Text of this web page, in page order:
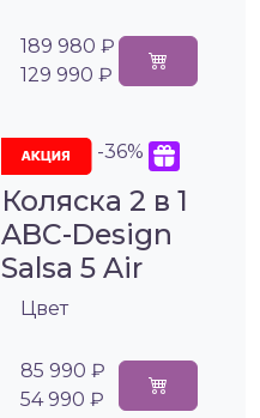
189 980 ₽
129 990 ₽
-36%
Коляска 2 в 1
ABC-Design
Salsa 5 Air
Цвет
85 990 ₽
54 990 ₽